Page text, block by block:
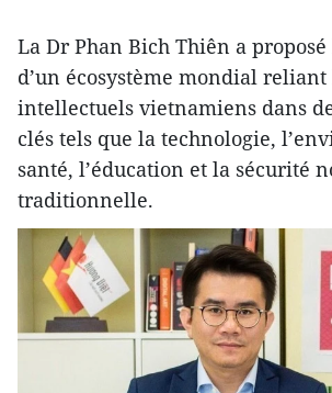
La Dr Phan Bich Thiên a
d’un écosystème mondial reliant
intellectuels vietnamiens dans
clés tels que la technologie,
santé, l’éducation et la sécurité
traditionnelle.